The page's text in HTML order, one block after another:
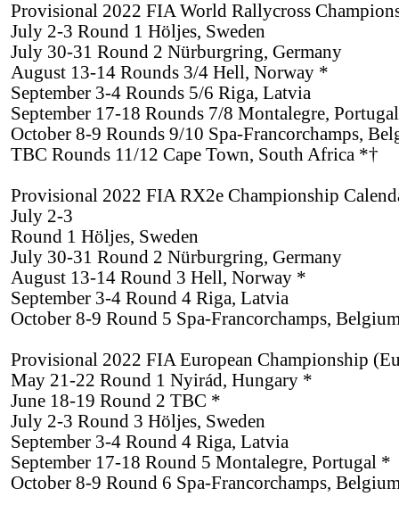
Provisional 2022 FIA World Rallycross
July 2-3 Round 1 Höljes, Sweden
July 30-31 Round 2 Nürburgring, Germany
August 13-14 Rounds 3/4 Hell, Norway *
September 3-4 Rounds 5/6 Riga, Latvia
September 17-18 Rounds 7/8 Montalegre,
October 8-9 Rounds 9/10 Spa-Francorchamps,
TBC Rounds 11/12 Cape Town, South Africa *†
Provisional 2022 FIA RX2e Championship
July 2-3
Round 1 Höljes, Sweden
July 30-31 Round 2 Nürburgring, Germany
August 13-14 Round 3 Hell, Norway *
September 3-4 Round 4 Riga, Latvia
October 8-9 Round 5 Spa-Francorchamps,
Provisional 2022 FIA European Championship
May 21-22 Round 1 Nyirád, Hungary *
June 18-19 Round 2 TBC *
July 2-3 Round 3 Höljes, Sweden
September 3-4 Round 4 Riga, Latvia
September 17-18 Round 5 Montalegre, Portugal *
October 8-9 Round 6 Spa-Francorchamps,